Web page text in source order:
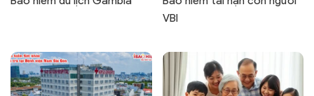
VBI